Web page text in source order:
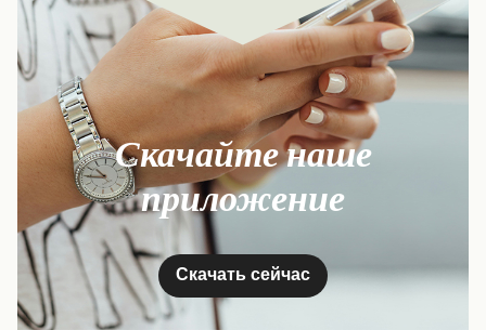
Скачайте наше
приложение
Скачать сейчас